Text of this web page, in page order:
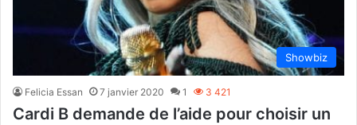
Showbiz
Felicia Essan 7 janvier 2020 1 3 421
Cardi B demande de l’aide pour choisir un